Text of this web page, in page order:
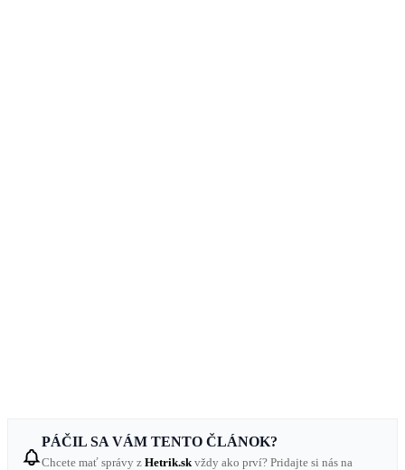
PÁČIL SA VÁM TENTO ČLÁNOK?
Chcete mať správy z Hetrik.sk vždy ako prví? Pridajte si nás na